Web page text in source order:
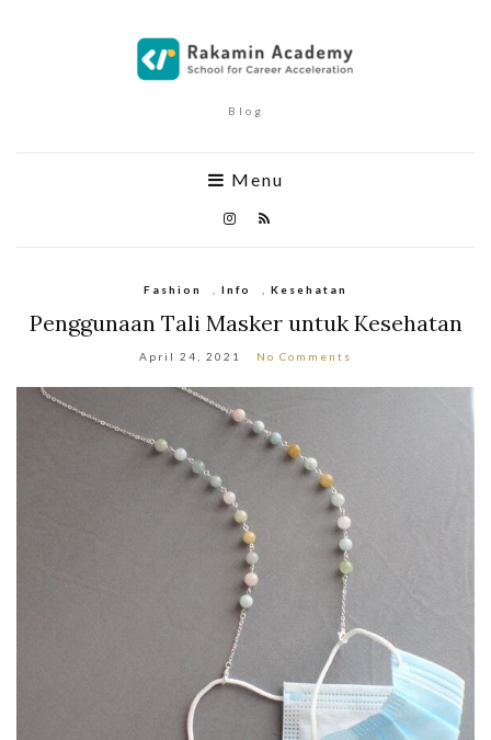
Blog
Menu
Fashion Info Kesehatan
Penggunaan Tali Masker untuk Kesehatan
April 24, 2021 No Comments